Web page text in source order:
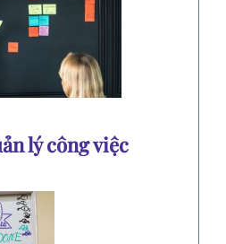
lý công việc